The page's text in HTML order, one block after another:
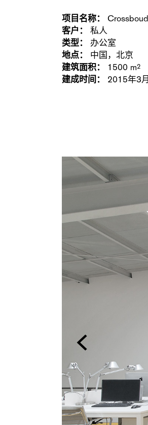
项目名称：
客户：
私人
类型：
办公室
地点：
中国，北京
建筑面积：
1500 m2
建成时间： 2015年3月